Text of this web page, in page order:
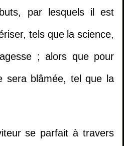
par lesquels il est
tels que la science,
; alors que pour
sera blâmée, tel que la
se parfait à travers